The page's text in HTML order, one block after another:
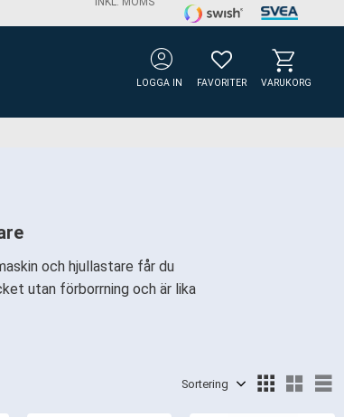
account_circle
LOGGA IN
FAVORITERKUNDVAGN
FAVORITER VARUKORG
och hjullastare får du
utan förborrning och är lika